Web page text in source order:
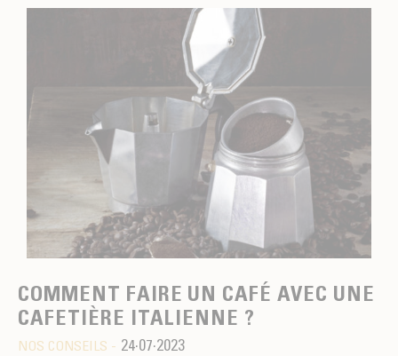
COMMENT FAIRE UN CAFÉ AVEC UNE
CAFETIÈRE ITALIENNE ?
NOS CONSEILS - 24·07·2023